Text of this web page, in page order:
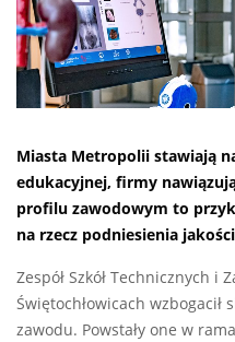
Miasta Metropolii stawiają
edukacyjnej, firmy
profilu zawodowym to
na rzecz podniesienia
Zespół Szkół Technicznych i
Świętochłowicach
zawodu. Powstały one w